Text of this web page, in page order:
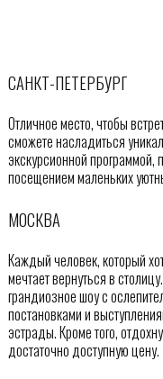
САНКТ-ПЕТЕРБУРГ
Отличное место, чтобы
сможете насладиться
экскурсионной программой,
посещением маленьких
МОСКВА
Каждый человек, который
мечтает вернуться в
грандиозное шоу с
постановками и
эстрады. Кроме того,
достаточно доступную цену.